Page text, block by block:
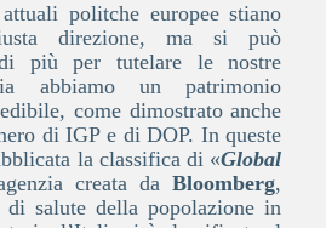
politche europee stiano
direzione, ma si può
più per tutelare le nostre
abbiamo un patrimonio
come dimostrato anche
di IGP e di DOP. In queste
la classifica di «Global
creata daBloomberg,
salute della popolazione in